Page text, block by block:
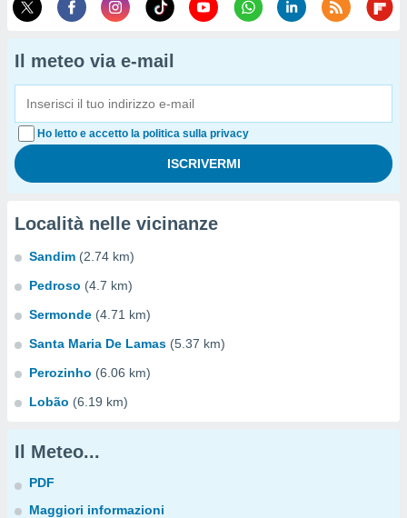
Il meteo via e-mail
Ho letto e accetto la politica sulla privacy
Località nelle vicinanze
Sandim (2.74 km)
Pedroso (4.7 km)
Sermonde (4.71 km)
Santa Maria De Lamas (5.37 km)
Perozinho (6.06 km)
Lobão (6.19 km)
Il Meteo...
PDF
Maggiori informazioni